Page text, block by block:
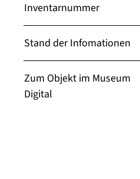
Inventarnummer
Stand der Infomationen
Zum Objekt im Museum
Digital